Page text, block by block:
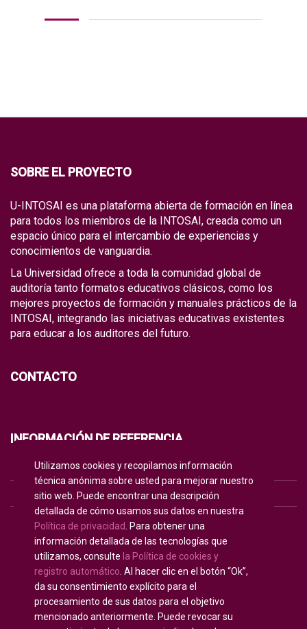
SOBRE EL PROYECTO
U-INTOSAI es una plataforma abierta de formación en línea
para todos los miembros de la INTOSAI, creada como un
espacio único para el intercambio de experiencias y
conocimientos de vanguardia.
La Universidad ofrece a toda la comunidad global de
auditoría tanto formatos educativos clásicos, como los
mejores proyectos de formación y manuales prácticos de la
INTOSAI, integrando las iniciativas educativas existentes
para educar a los auditores del futuro.
CONTACTO
INFORMACIÓN DE REFERENCIA
POLÍTICA DE PRIVACIDAD
POLÍTICA DE COOKIES
TÉRMINOS DE USO
Español
Utilizamos cookies y recopilamos información
técnica anónima sobre usted para mejorar nuestro
sitio web. Puede encontrar una descripción
detallada de cómo usamos sus datos en nuestra
Política de privacidad
. Para obtener una
información detallada de las tecnologías que
utilizamos, consulte la Política de cookies y
registro automático . Al hacer clic en el botón “Ok”,
da su consentimiento explícito para el
procesamiento de sus datos para el objetivo
mencionado anteriormente. Puede revocar su